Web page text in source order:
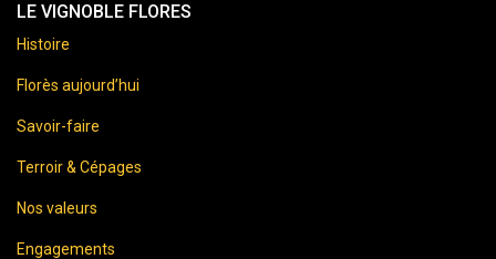
LE VIGNOBLE FLORES
Histoire
Florès aujourd’hui
Savoir-faire
Terroir & Cépages
Nos valeurs
Engagements